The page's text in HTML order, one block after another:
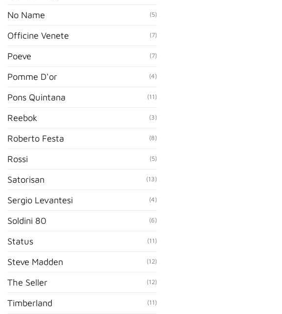
No Name (5)
Officine Venete (7)
Poeve (7)
Pomme D'or (4)
Pons Quintana (11)
Reebok (3)
Roberto Festa (8)
Rossi (5)
Satorisan (13)
Sergio Levantesi (4)
Soldini 80 (6)
Status (11)
Steve Madden (12)
The Seller (12)
Timberland (11)